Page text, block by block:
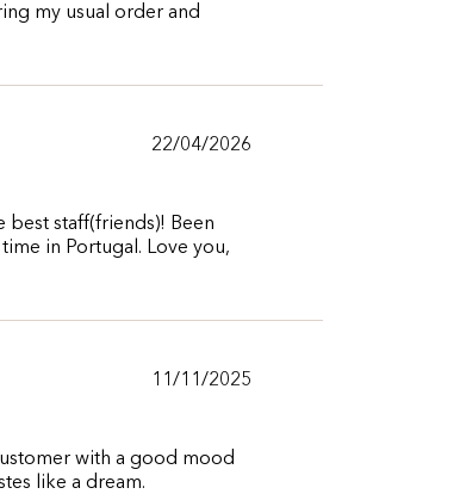
my usual order and
22/04/2026
best staff(friends)! Been
in Portugal. Love you,
11/11/2025
with a good mood
like a dream.